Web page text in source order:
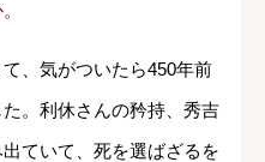
、気がついたら450年前
。利休さんの矜持、秀吉
ていて、死を選ばざるを